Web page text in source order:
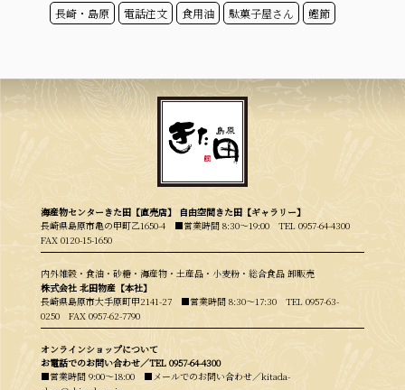
長崎・島原 電話注文 食用油 駄菓子屋さん 鰹節
海産物センターきた田【直売店】 自由空間きた田【ギャラリー】
長崎県島原市亀の甲町乙1650-4 ■営業時間 8:30〜19:00 TEL 0957-64-4300
FAX 0120-15-1650
内外雑穀・食油・砂糖・海産物・土産品・小麦粉・総合食品 卸販売
株式会社 北田物産【本社】
長崎県島原市大手原町甲2141-27 ■営業時間 8:30〜17:30 TEL 0957-63-
0250FAX 0957-62-7790
オンラインショップについて
お電話でのお問い合わせ／TEL 0957-64-4300
■営業時間 9:00〜18:00 ■メールでのお問い合わせ／kitada-